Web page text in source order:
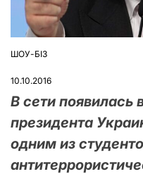
ОПУБЛІКУВАТИ
ШОУ-БІЗ
10.10.2016
В сети появилась
президента
одним из